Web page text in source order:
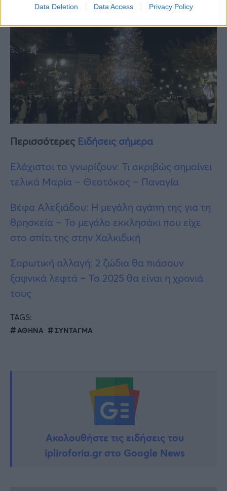
Data Deletion Data Access Privacy Policy
Περισσότερες Ειδήσεις σήμερα
Ελάχιστοι το γνωρίζουν: Τι ακριβώς σημαίνει
τελικά Μαρία – Θεοτόκος – Παναγία
Βέφα Αλεξιάδου: Η μεγάλη αγάπη της για τη
θρησκεία – Το μεγάλο εκκλησάκι που είχε
στο σπίτι της στην Χαλκιδική
Σαρωτική αλλαγή: 2 ζώδια θα πιάσουν
ξαφνικά λεφτά – Το 2025 θα είναι η χρονιά
τους
TAGS:
ΑΘΗΝΑ ΣΥΝΤΑΓΜΑ
Ακολουθήστε τις ειδήσεις του
ipliroforia.gr στο Google News